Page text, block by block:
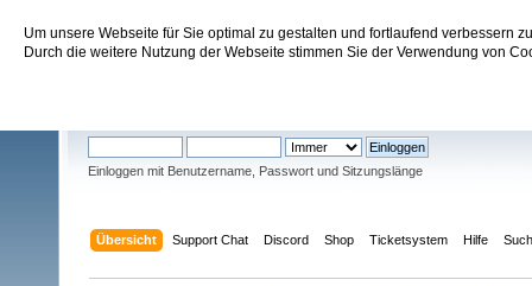
Um unsere Webseite für Sie optimal zu gestalten und fortlaufend verbessern
Durch die weitere Nutzung der Webseite stimmen Sie der Verwendung von
Sundtek Support Forum
Einloggen mit Benutzername, Passwort und Sitzungslänge
Übersicht Support Chat Discord Shop Ticketsystem Hilfe